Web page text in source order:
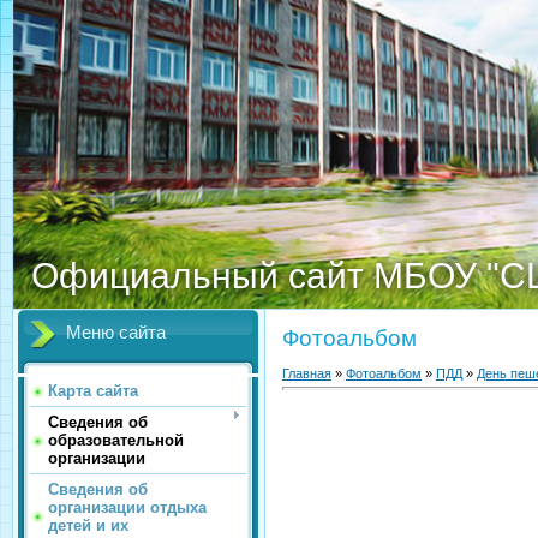
Официальный сайт МБОУ
Меню сайта
Карта сайта
Сведения об
образовательной
организации
Сведения об
организации отдыха
детей и их
Фотоальбом
Главная » Фотоальбом » ПДД » День